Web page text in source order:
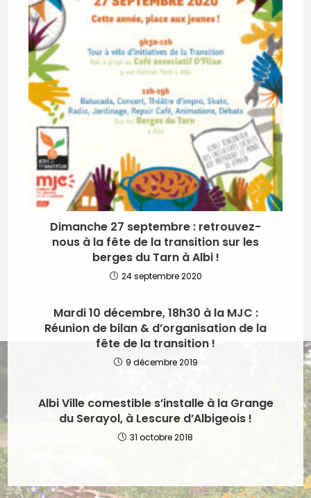
Dimanche 27 septembre : retrouvez-
nous à la fête de la transition sur les
berges du Tarn à Albi !
24 septembre 2020
Mardi 10 décembre, 18h30 à la MJC :
Réunion de bilan & d’organisation de la
fête de la transition !
9 décembre 2019
Albi Ville comestible s’installe à la Grange
du Serayol, à Lescure d’Albigeois !
31 octobre 2018